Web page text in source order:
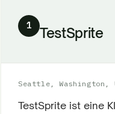
1 TestSprite
Seattle, Washington,
TestSprite ist eine